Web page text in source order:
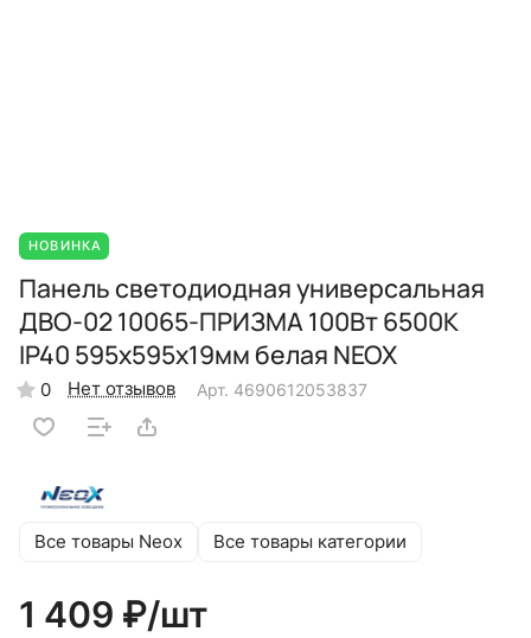
НОВИНКА
Панель светодиодная универсальная
ДВО-02 10065-ПРИЗМА 100Вт 6500К
IP40 595х595х19мм белая NEOX
0 Нет отзывов Арт. 4690612053837
Все товары Neox Все товары категории
1 409 ₽/шт